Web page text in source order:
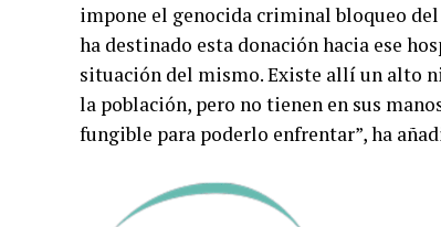
impone el genocida criminal bloqueo del
ha destinado esta donación hacia ese
situación del mismo. Existe allí un alto
la población, pero no tienen en sus
fungible para poderlo enfrentar”, ha